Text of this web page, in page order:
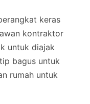
keras
kontraktor
untuk diajak
bagus untuk
rumah untuk